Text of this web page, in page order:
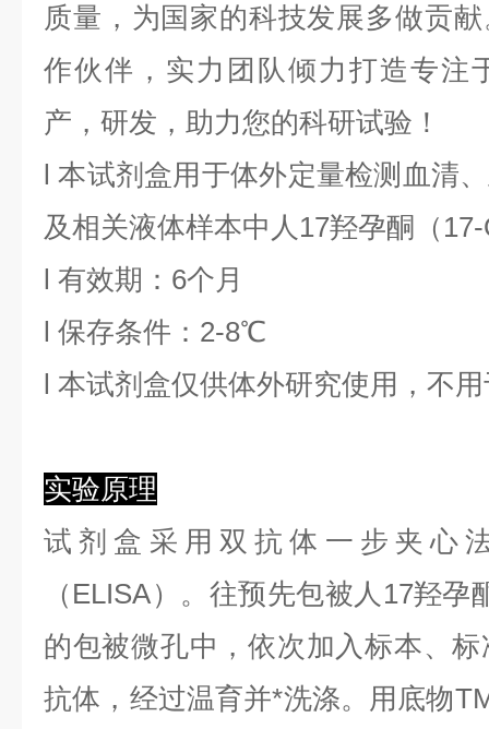
质量，为国家的科技发展多做贡
作伙伴，实力团队倾力打造专注
产，研发，助力您的科研试验！
l本试剂盒用于体外定量检测血清
及相关液体样本中 人17羟孕酮 （
l 有效期：6个月
l 保存条件： 2-8℃
l 本试剂盒仅供体外研究使用，不
实验原理
试剂盒采用双抗体一步夹心
（ELISA）。往预先包被人17羟
的包被微孔中，依次加入标本、
抗体，经过温育并*洗涤。用底物